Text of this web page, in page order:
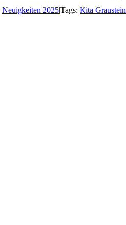
Neuigkeiten 2025|Tags: Kita Graustein